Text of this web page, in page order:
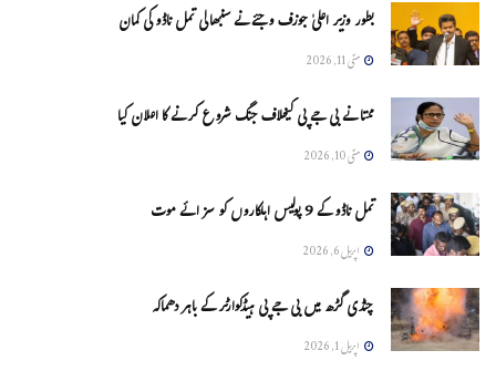
بطور وزیر اعلیٰ جوزف وجئے نے سنبھالی تمل ناڈو کی کمان
مئی 11, 2026
ممتا نے بی جے پی کیخلاف جنگ شروع کرنے کا اعلان کیا
مئی 10, 2026
تمل ناڈو کے 9 پولیس اہلکاروں کو سزائے موت
اپریل 6, 2026
چنڈی گڑھ میں بی جے پی ہیڈکوارٹر کے باہر دھماکہ
اپریل 1, 2026